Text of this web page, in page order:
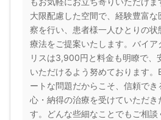
大限配慮した空間で、経験豊富
察を行い、患者様一人ひとりの
療法をご提案いたします。バイ
リスは3,900円と料金も明瞭で、
いただけるよう努めております。
ートな問題だからこそ、信頼で
心・納得の治療を受けていただき
す。どんな些細なことでもご相談